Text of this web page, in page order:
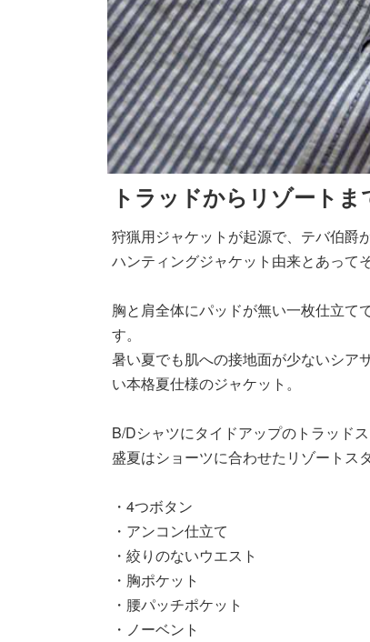
トラッドからリゾート
狩猟用ジャケットが起源で、テバ伯爵
ハンティングジャケット由来とあって
胸と肩全体にパッドが無い一枚仕立て
す。
暑い夏でも肌への接地面が少ないシア
い本格夏仕様のジャケット。
B/Dシャツにタイドアップのトラッド
盛夏はショーツに合わせたリゾートス
・4つボタン
・アンコン仕立て
・絞りのないウエスト
・胸ポケット
・腰パッチポケット
・ノーベント